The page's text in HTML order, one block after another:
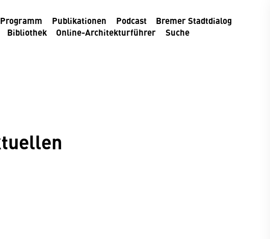
Programm Publikationen Podcast
Bremer Stadtdialog
Bibliothek Online-Architekturführer Suche